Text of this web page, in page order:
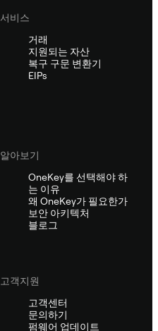
서비스
거래
지원되는 자산
복구 구문 변환기
EIPs
알아보기
OneKey를 선택해야 하
는 이유
왜 OneKey가 필요한가
보안 아키텍처
블로그
고객지원
고객센터
문의하기
펌웨어 업데이트